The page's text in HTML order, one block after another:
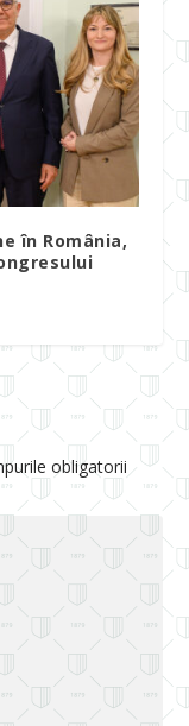
în România,
obligatorii